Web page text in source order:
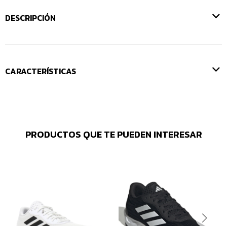
DESCRIPCIÓN
CARACTERÍSTICAS
PRODUCTOS QUE TE PUEDEN INTERESAR